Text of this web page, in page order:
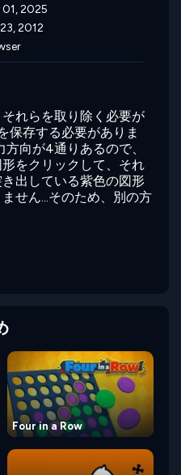
01, 2025
2012
れらを取り除く必要が
保存する必要がありま
向が4通りあるので、
をクリックして、それ
出している紫色の図形
せん...そのため、別の方
Four in a Row